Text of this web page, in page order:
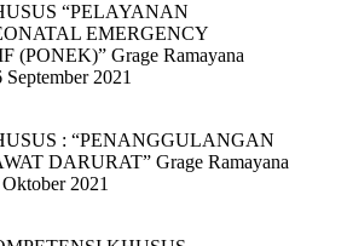
“PELAYANAN
EMERGENCY
(PONEK)” Grage Ramayana
2021
: “PENANGGULANGAN
DARURAT” Grage Ramayana
2021